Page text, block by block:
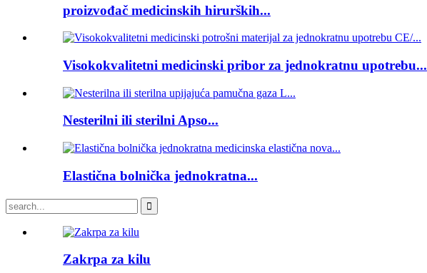
proizvođač medicinskih hirurških...
Visokokvalitetni medicinski pribor za jednokratnu upotrebu...
Nesterilni ili sterilni Apso...
Elastična bolnička jednokratna...
Zakrpa za kilu